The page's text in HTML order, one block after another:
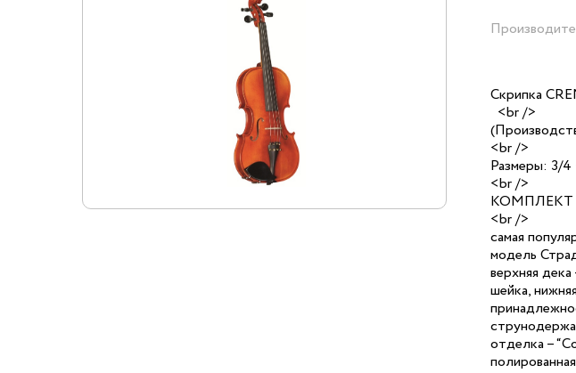
Скрипка
<br />
<br />
Размеры: 3/
<br />
КОМПЛЕКТ
<br />
самая
модель
верхняя
шейка,
отделка –